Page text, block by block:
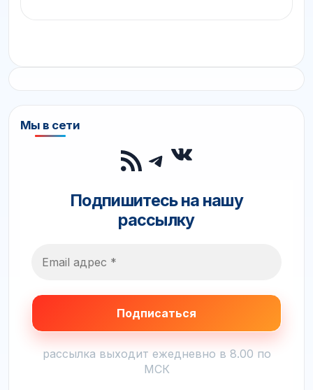
Мы в сети
RSS-лента
Telegram
ВКонтакте
Подпишитесь на нашу
рассылку
рассылка выходит ежедневно в 8.00 по
МСК